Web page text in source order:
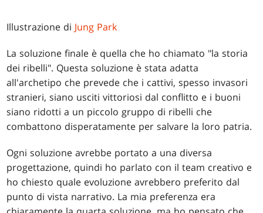
Illustrazione di Jung Park
La soluzione finale è quella che ho chiamato "la storia
dei ribelli". Questa soluzione è stata adatta
all'archetipo che prevede che i cattivi, spesso invasori
stranieri, siano usciti vittoriosi dal conflitto e i buoni
siano ridotti a un piccolo gruppo di ribelli che
combattono disperatamente per salvare la loro patria.
Ogni soluzione avrebbe portato a una diversa
progettazione, quindi ho parlato con il team creativo e
ho chiesto quale evoluzione avrebbero preferito dal
punto di vista narrativo. La mia preferenza era